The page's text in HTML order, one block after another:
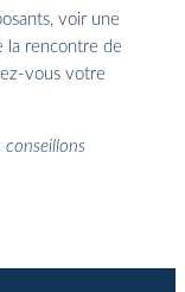
voir une
la rencontre de
vous votre
conseillons